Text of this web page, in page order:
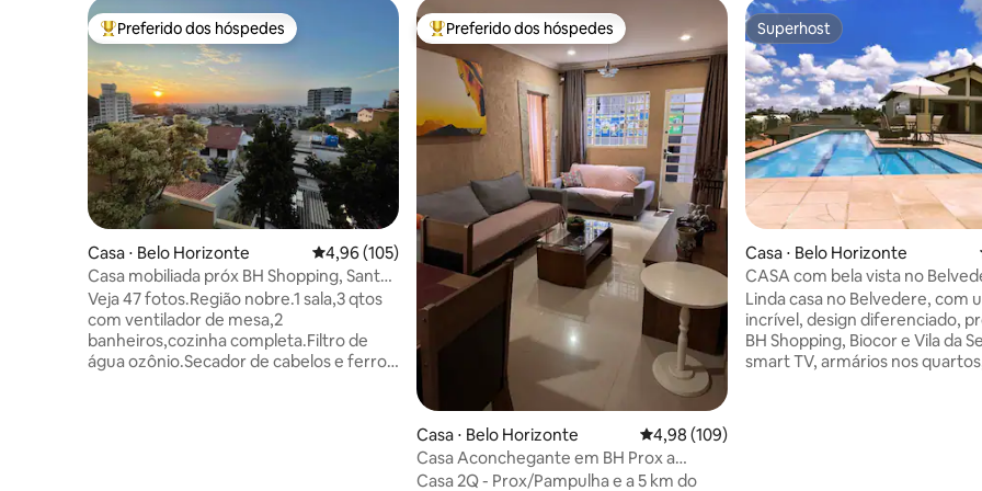
Entre os melhores preferidos dos hóspedes
Preferido dos hóspedes
Casa ⋅ Belo Horizonte 4,96 de uma avaliação média de 5, 105 avaliações
4,96 (105)
Casa mobiliada próx BH Shopping, Santa
Lúcia
Veja 47 fotos.Região nobre.1 sala,3 qtos
com ventilador de mesa,2
banheiros,cozinha completa.Filtro de
água ozônio.Secador de cabelos e ferro
Entre os melhores preferidos dos hóspedes
Preferido dos hóspedes
Casa ⋅ Belo Horizonte 4,98 de uma avaliação média de 5, 109
4,98 (109)
Casa Aconchegante em BH Prox a
Pampulha c/Garagem.
Casa 2Q - Prox/Pampulha e a 5 km do
Superhost
Superhost
Casa ⋅ Belo Horizonte
CASA com bela vista no
6x sem juros!
Linda casa no Belvedere, com
incrível, design diferenciado,
BH Shopping, Biocor e Vila da
smart TV, armários nos